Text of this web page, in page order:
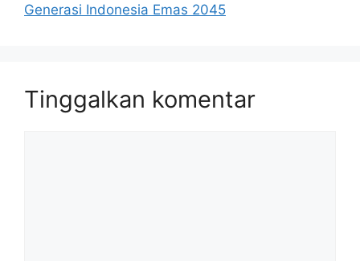
Generasi Indonesia Emas 2045
Tinggalkan komentar